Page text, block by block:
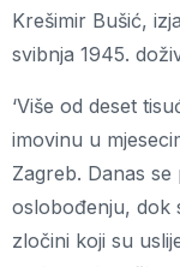
Krešimir Bušić,
svibnja 1945.
‘Više od deset
imovinu u
Zagreb. Danas
oslobođenju, dok
zločini koji su